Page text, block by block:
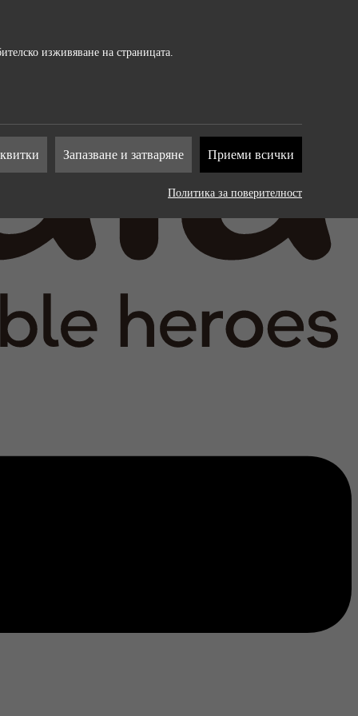
изживяване на страницата.
от
Запазване и затваряне Приеми всички
Политика за поверителност